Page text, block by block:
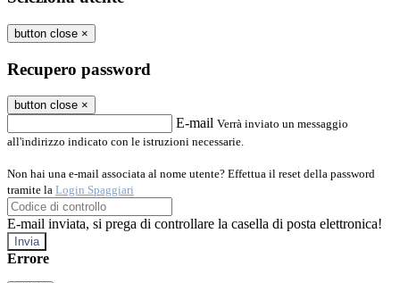
button close ×
Recupero password
button close ×
E-mail Verrà inviato un messaggio
all'indirizzo indicato con le istruzioni necessarie.
Non hai una e-mail associata al nome utente? Effettua il reset della password
tramite la Login Spaggiari
E-mail inviata, si prega di controllare la casella di posta elettronica!
Errore